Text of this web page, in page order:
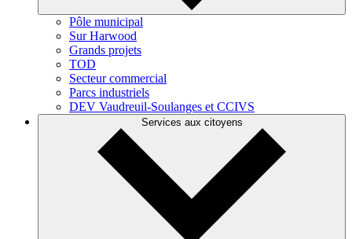
Pôle municipal
Sur Harwood
Grands projets
TOD
Secteur commercial
Parcs industriels
DEV Vaudreuil-Soulanges et CCIVS
Services aux citoyens